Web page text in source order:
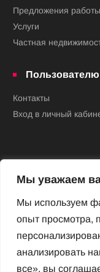
Мы уважаем
Мы используем
опыт просмотра,
анализировать
все», вы
Предложения работы
Услуги
Частная
Пользователю
Контакты
Вход в личный
Новый
Архив номеров